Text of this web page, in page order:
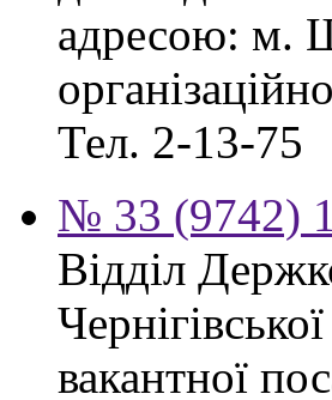
адресою: м.
Тел. 2-13-75
№ 33 (9742)
Відділ
вакантної